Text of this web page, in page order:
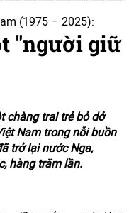
(1975 – 2025):
"người giữ
chàng trai trẻ bỏ dở
Nam trong nỗi buồn
trở lại nước Nga,
hàng trăm lần.